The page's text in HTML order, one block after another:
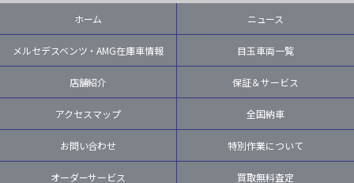
ホーム ニュース
メルセデスベンツ・AMG在庫車情報 目玉車両一覧
店舗紹介 保証＆サービス
アクセスマップ 全国納車
お問い合わせ 特別作業について
オーダーサービス 買取無料査定